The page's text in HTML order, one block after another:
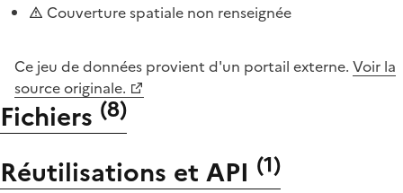
Couverture spatiale non renseignée
Ce jeu de données provient d'un portail externe. Voir la
source originale.
Fichiers (8)
Réutilisations et API (1)